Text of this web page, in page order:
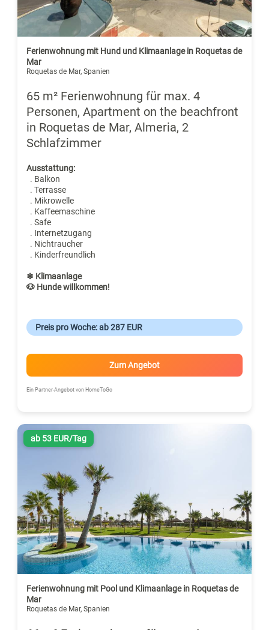
Ferienwohnung mit Hund und Klimaanlage in Roquetas de
Mar
Roquetas de Mar, Spanien
65 m² Ferienwohnung für max. 4
Personen, Apartment on the beachfront
in Roquetas de Mar, Almeria, 2
Schlafzimmer
Ausstattung:
. Balkon
. Terrasse
. Mikrowelle
. Kaffeemaschine
. Safe
. Internetzugang
. Nichtraucher
. Kinderfreundlich
❄ Klimaanlage
🐶 Hunde willkommen!
Preis pro Woche: ab 287 EUR
Zum Angebot
Ein Partner-Angebot von HomeToGo
ab 53 EUR/Tag
Ferienwohnung mit Pool und Klimaanlage in Roquetas de
Mar
Roquetas de Mar, Spanien